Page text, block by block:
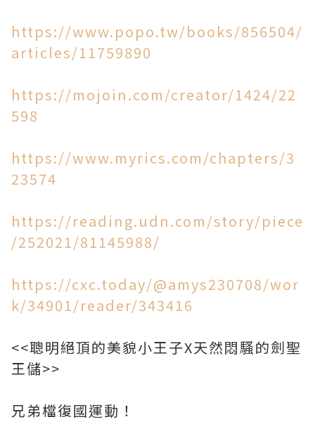
https://www.popo.tw/books/856504/
articles/11759890
https://mojoin.com/creator/1424/22
598
https://www.myrics.com/chapters/3
23574
https://reading.udn.com/story/piece
/252021/81145988/
https://cxc.today/@amys230708/wor
k/34901/reader/343416
<<聰明絕頂的美貌小王子X天然悶騷的劍聖
王儲>>
兄弟檔復國運動！